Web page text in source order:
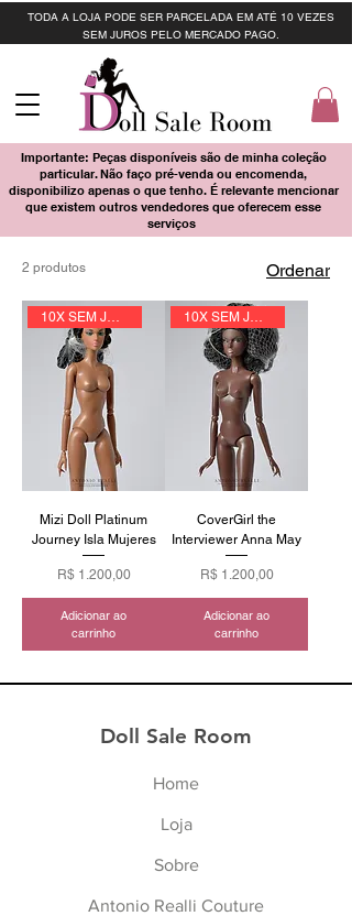
TODA A LOJA PODE SER PARCELADA EM ATÉ 10 VEZES
SEM JUROS PELO MERCADO PAGO.
Importante: Peças disponíveis são de minha coleção
particular. Não faço pré-venda ou encomenda,
disponibilizo apenas o que tenho. É relevante mencionar
que existem outros vendedores que oferecem esse
serviços
2 produtos Ordenar
10X SEM JUROS
Mizi Doll Platinum
Journey Isla Mujeres
Preço
R$ 1.200,00
Adicionar ao
carrinho
10X SEM JUROS
CoverGirl the
Interviewer Anna May
Preço
R$ 1.200,00
Adicionar ao
carrinho
Doll Sale Room
Home
Loja
Sobre
Antonio Realli Couture